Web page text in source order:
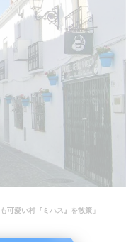
可愛い村『ミハス』を散策」